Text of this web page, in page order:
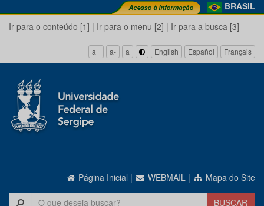
BRASIL
Ir para o conteúdo [1] | Ir para o menu [2] | Ir para a busca [3]
a+ a- a English Español Français
Página Inicial | WEBMAIL | Mapa do Site